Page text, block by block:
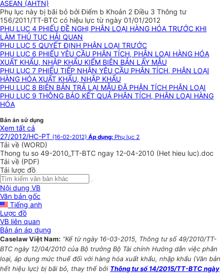
ASEAN (AHTN)
Phụ lục này bị bãi bỏ bởi Điểm b Khoản 2 Điều 3 Thông tư
156/2011/TT-BTC có hiệu lực từ ngày 01/01/2012
PHỤ LỤC 4 PHIẾU ĐỀ NGHỊ PHÂN LOẠI HÀNG HÓA TRƯỚC KHI
LÀM THỦ TỤC HẢI QUAN
PHỤ LỤC 5 QUYẾT ĐỊNH PHÂN LOẠI TRƯỚC
PHỤ LỤC 6 PHIẾU YÊU CẦU PHÂN TÍCH, PHÂN LOẠI HÀNG HÓA
XUẤT KHẨU, NHẬP KHẨU KIỂM BIÊN BẢN LẤY MẪU
PHỤ LỤC 7 PHIẾU TIẾP NHẬN YÊU CẦU PHÂN TÍCH, PHÂN LOẠI
HÀNG HÓA XUẤT KHẨU, NHẬP KHẨU
PHỤ LỤC 8 BIÊN BẢN TRẢ LẠI MẪU ĐÃ PHÂN TÍCH PHÂN LOẠI
PHỤ LỤC 9 THÔNG BÁO KẾT QUẢ PHÂN TÍCH, PHÂN LOẠI HÀNG
HÓA
Bản án sử dụng
Xem tất cả
27/2012/HC-PT (16-02-2012) Áp dụng: Phụ lục 2
Tải về (WORD)
Thong tu so 49-2010_TT-BTC ngay 12-04-2010 (Het hieu luc).doc
Tải về (PDF)
Tải lược đồ
Nội dung VB
Văn bản gốc
Tiếng anh
Lược đồ
VB liên quan
Bản án áp dụng
Caselaw Việt Nam: “Kể từ ngày 16-03-2015, Thông tư số 49/2010/TT-
BTC ngày 12/04/2010 của Bộ trưởng Bộ Tài chính Hướng dẫn việc phân
loại, áp dụng mức thuế đối với hàng hóa xuất khẩu, nhập khẩu (Văn bản
hết hiệu lực) bị bãi bỏ, thay thế bởi Thông tư số 14/2015/TT-BTC ngày